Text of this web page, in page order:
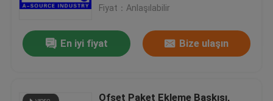
Özel Holografik Etiketler
küçük cam şişe
Fiyat：Anlaşılabilir
En iyi fiyat Bize ulaşın
Ofset Paket Ekleme Baskısı,